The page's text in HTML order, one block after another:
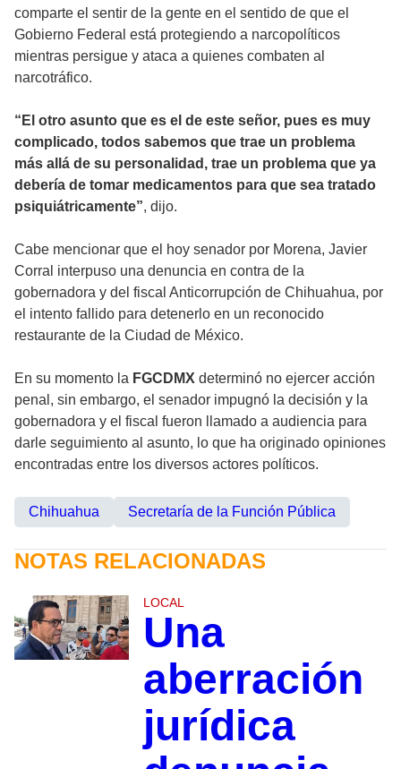
comparte el sentir de la gente en el sentido de que el
Gobierno Federal está protegiendo a narcopolíticos
mientras persigue y ataca a quienes combaten al
narcotráfico.
“El otro asunto que es el de este señor, pues es muy
complicado, todos sabemos que trae un problema
más allá de su personalidad, trae un problema que ya
debería de tomar medicamentos para que sea tratado
psiquiátricamente”, dijo.
Cabe mencionar que el hoy senador por Morena, Javier
Corral interpuso una denuncia en contra de la
gobernadora y del fiscal Anticorrupción de Chihuahua, por
el intento fallido para detenerlo en un reconocido
restaurante de la Ciudad de México.
En su momento la FGCDMX determinó no ejercer acción
penal, sin embargo, el senador impugnó la decisión y la
gobernadora y el fiscal fueron llamado a audiencia para
darle seguimiento al asunto, lo que ha originado opiniones
encontradas entre los diversos actores políticos.
Chihuahua Secretaría de la Función Pública
NOTAS RELACIONADAS
LOCAL
Una
aberración
jurídica